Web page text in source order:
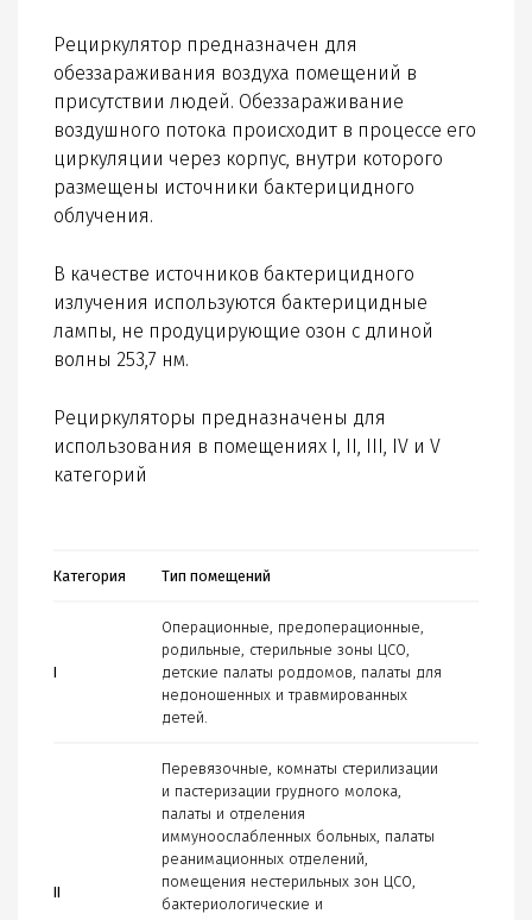
Рециркулятор предназначен для
обеззараживания воздуха помещений в
присутствии людей. Обеззараживание
воздушного потока происходит в процессе его
циркуляции через корпус, внутри которого
размещены источники бактерицидного
облучения.
В качестве источников бактерицидного
излучения используются бактерицидные
лампы, не продуцирующие озон с длиной
волны 253,7 нм.
Рециркуляторы предназначены для
использования в помещениях I, II, III, IV и V
категорий
Категория Тип помещений
I
Операционные, предоперационные,
родильные, стерильные зоны ЦСО,
детские палаты роддомов, палаты для
недоношенных и травмированных
детей.
II
Перевязочные, комнаты стерилизации
и пастеризации грудного молока,
палаты и отделения
иммуноослабленных больных, палаты
реанимационных отделений,
помещения нестерильных зон ЦСО,
бактериологические и